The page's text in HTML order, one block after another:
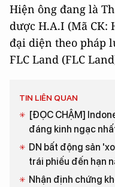
Hiện ông đang là
dược H.A.I (Mã CK:
đại diện theo pháp
FLC Land (FLC
TIN LIÊN QUAN
[ĐỌC CHẬM]
đáng kinh ngạc
DN bất động sản
trái phiếu đến hạn
Nhận định chứng